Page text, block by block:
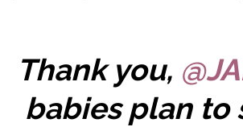
Thank you,
babies plan to